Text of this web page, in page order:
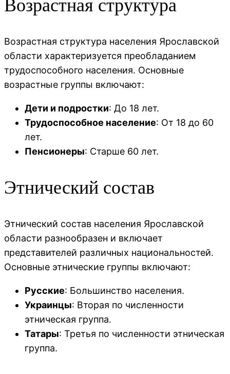
Возрастная структура
Возрастная структура населения Ярославской
области характеризуется преобладанием
трудоспособного населения. Основные
возрастные группы включают:
Дети и подростки: До 18 лет.
Трудоспособное население: От 18 до 60
лет.
Пенсионеры: Старше 60 лет.
Этнический состав
Этнический состав населения Ярославской
области разнообразен и включает
представителей различных национальностей.
Основные этнические группы включают:
Русские: Большинство населения.
Украинцы: Вторая по численности
этническая группа.
Татары: Третья по численности этническая
группа.